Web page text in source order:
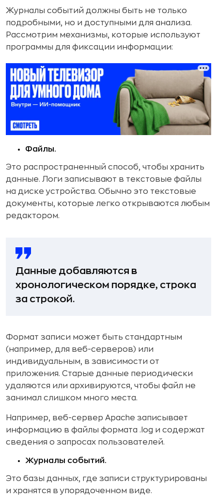
Журналы событий должны быть не только
подробными, но и доступными для анализа.
Рассмотрим механизмы, которые используют
программы для фиксации информации:
Файлы.
Это распространенный способ, чтобы хранить
данные. Логи записывают в текстовые файлы
на диске устройства. Обычно это текстовые
документы, которые легко открываются любым
редактором.
Данные добавляются в
хронологическом порядке, строка
за строкой.
Формат записи может быть стандартным
(например, для веб-серверов) или
индивидуальным, в зависимости от
приложения. Старые данные периодически
удаляются или архивируются, чтобы файл не
занимал слишком много места.
Например, веб-сервер Apache записывает
информацию в файлы формата .log и содержат
сведения о запросах пользователей.
Журналы событий.
Это базы данных, где записи структурированы
и хранятся в упорядоченном виде.